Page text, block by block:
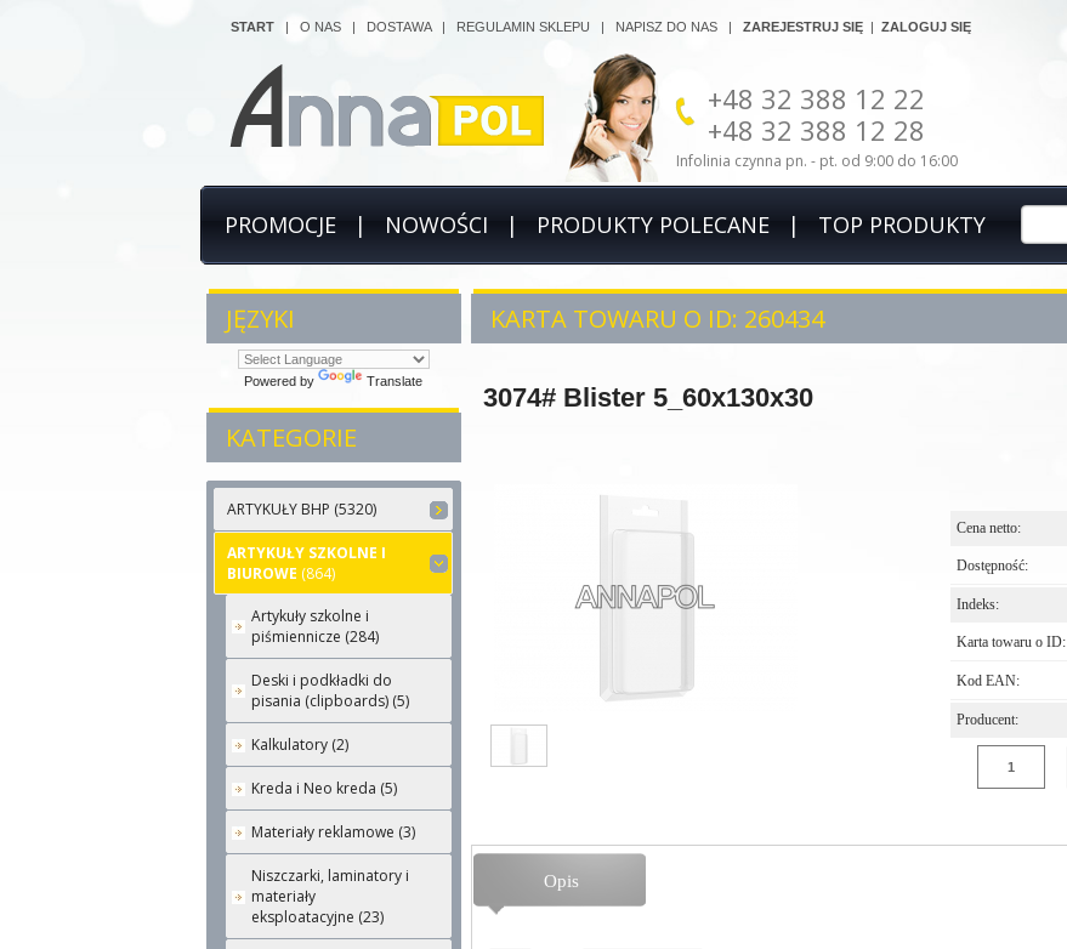
+48 32 388 12 22
+48 32 388 12 28
Infolinia czynna pn. - pt. od 9:00 do 16:00
START| O NAS| DOSTAWA| REGULAMIN SKLEPU | NAPISZ DO NAS| ZAREJESTRUJ SIĘ| ZALOGUJ SIĘ
PROMOCJE| NOWOŚCI | PRODUKTY POLECANE| TOP PRODUKTY
JĘZYKI
Powered by Translate
KATEGORIE
ARTYKUŁY BHP (5320)
ARTYKUŁY SZKOLNE I
BIUROWE (864)
Artykuły szkolne i
piśmiennicze (284)
Deski i podkładki do
pisania (clipboards) (5)
Kalkulatory (2)
Kreda i Neo kreda (5)
Materiały reklamowe (3)
Niszczarki, laminatory i
materiały
eksploatacyjne (23)
KARTA TOWARU O ID: 260434
3074# Blister 5_60x130x30
Cena netto:
Dostępność:
Indeks:
Karta towaru o ID:
Kod EAN:
Producent:
Opis